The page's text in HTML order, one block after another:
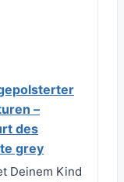
–
des
grey
Deinem Kind